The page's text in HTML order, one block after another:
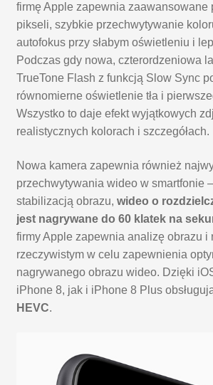
firmę Apple zapewnia zaawansowane
pikseli, szybkie przechwytywanie
autofokus przy słabym oświetleniu i
Podczas gdy nowa, czterordzeniowa
TrueTone Flash z funkcją Slow Sync
równomierne oświetlenie tła i
Wszystko to daje efekt wyjątkowych
realistycznych kolorach i szczegółach.
Nowa kamera zapewnia również
przechwytywania wideo w smartfonie
stabilizacją obrazu, wideo o
jest nagrywane do 60 klatek na
firmy Apple zapewnia analizę obrazu i
rzeczywistym w celu zapewnienia
nagrywanego obrazu wideo. Dzięki
iPhone 8, jak i iPhone 8 Plus
HEVC.